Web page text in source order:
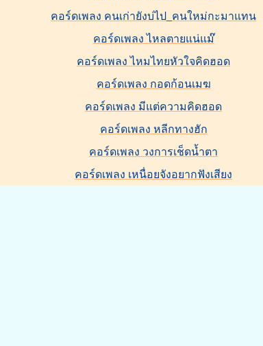
คอร์ดเพลง คนเก่ายังบ่ไป_คนใหม่กะมาแทน
คอร์ดเพลง ไหลตายแน่แม๊
คอร์ดเพลง ไหมไทยหัวใจคิดฮอด
คอร์ดเพลง กอดก้อนเมฆ
คอร์ดเพลง มีแต่ความคิดฮอด
คอร์ดเพลง หลีกทางฮัก
คอร์ดเพลง วงการเช็ดน้ำตา
คอร์ดเพลง เหนื่อยจังอยากฟังเสียง